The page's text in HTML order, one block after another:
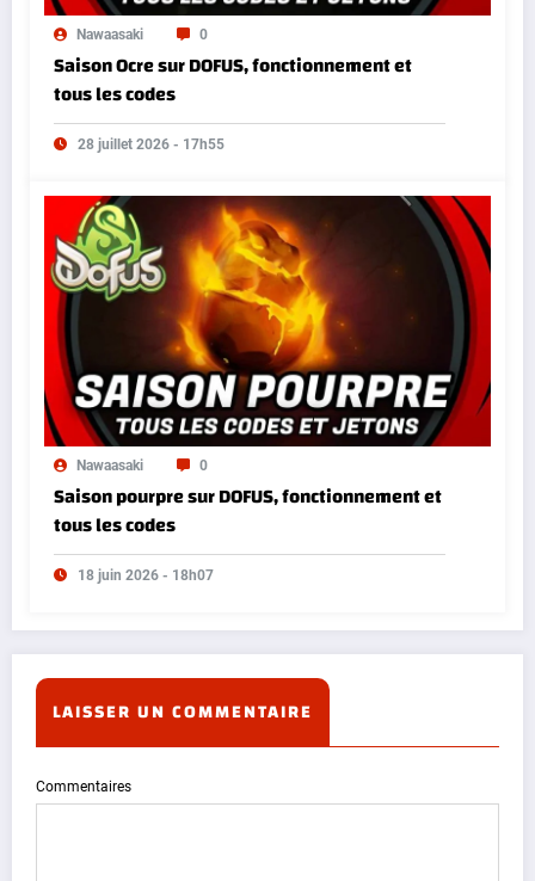
Nawaasaki 0
Saison Ocre sur DOFUS, fonctionnement et
tous les codes
28 juillet 2026 - 17h55
Nawaasaki 0
Saison pourpre sur DOFUS, fonctionnement et
tous les codes
18 juin 2026 - 18h07
LAISSER UN COMMENTAIRE
Commentaires